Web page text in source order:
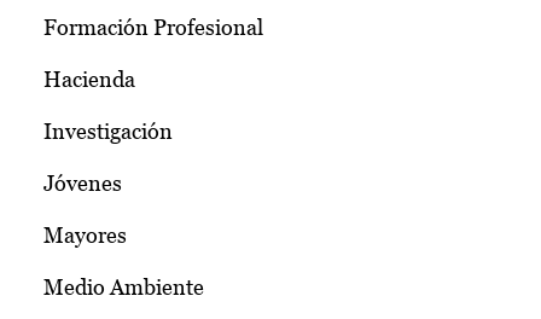
Formación Profesional
Hacienda
Investigación
Jóvenes
Mayores
Medio Ambiente